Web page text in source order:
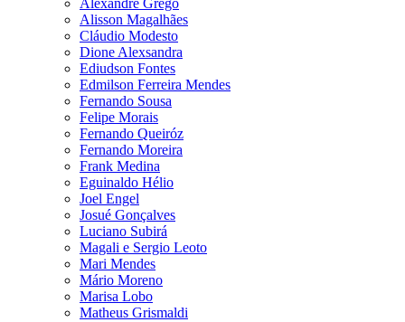
Alexandre Grego
Alisson Magalhães
Cláudio Modesto
Dione Alexsandra
Ediudson Fontes
Edmilson Ferreira Mendes
Fernando Sousa
Felipe Morais
Fernando Queiróz
Fernando Moreira
Frank Medina
Eguinaldo Hélio
Joel Engel
Josué Gonçalves
Luciano Subirá
Magali e Sergio Leoto
Mari Mendes
Mário Moreno
Marisa Lobo
Matheus Grismaldi